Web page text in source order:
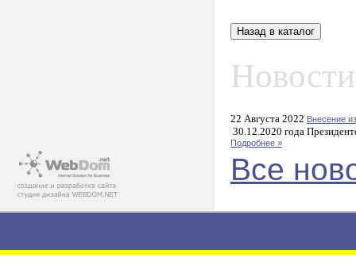
22 Августа 2022 Внесение
30.12.2020 года
Подробнее »
Все